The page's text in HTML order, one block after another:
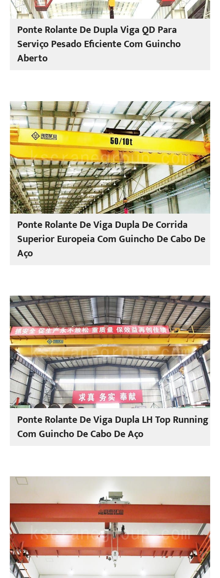
Ponte Rolante De Dupla Viga QD Para
Serviço Pesado Eficiente Com Guincho
Aberto
Ponte Rolante De Viga Dupla De Corrida
Superior Europeia Com Guincho De Cabo De
Aço
Ponte Rolante De Viga Dupla LH Top Running
Com Guincho De Cabo De Aço